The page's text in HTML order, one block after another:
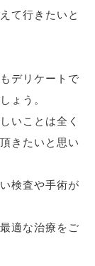
て行きたいと
デリケートで
ょう。
いことは全く
きたいと思い
検査や手術が
適な治療をご